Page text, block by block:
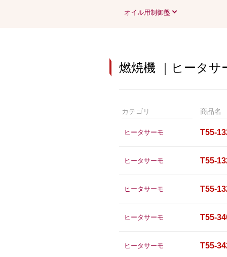
オイル用制御盤
燃焼機 ｜ヒータサ
カテゴリ 商品名
ヒータサーモ T55-
ヒータサーモ T55-
ヒータサーモ T55-
ヒータサーモ T55-
ヒータサーモ T55-